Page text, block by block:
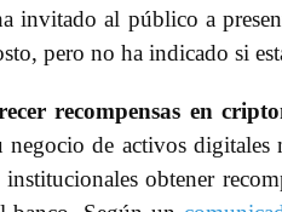
invitado al público a
pero no ha indicado si
recompensas en
de activos digitales
obtener